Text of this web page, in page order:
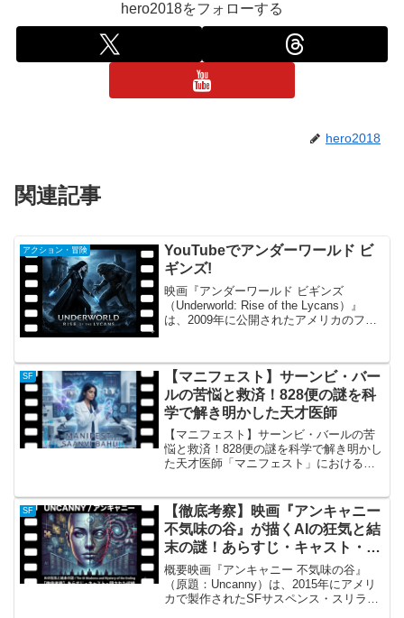
hero2018をフォローする
hero2018
関連記事
アクション・冒険
YouTubeでアンダーワールド ビ
ギンズ!
映画『アンダーワールド ビギンズ
（Underworld: Rise of the Lycans）』
は、2009年に公開されたアメリカのファ
ます。ヴァンパイアとライカンの...
SF
【マニフェスト】サーンビ・バー
ルの苦悩と救済！828便の謎を科
学で解き明かした天才医師
【マニフェスト】サーンビ・バールの苦
悩と救済！828便の謎を科学で解き明かし
た天才医師「マニフェスト」におけるサ
した大人気SFミステリー『マニフェスト
8...
SF
【徹底考察】映画『アンキャニー
不気味の谷』が描くAIの狂気と結
末の謎！あらすじ・キャスト・隠
された伏線を完全解説
概要映画『アンキャニー 不気味の谷』
（原題：Uncanny）は、2015年にアメリ
カで製作されたSFサスペンス・スリラー